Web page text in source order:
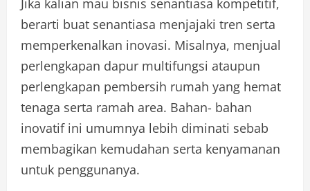
berarti buat senantiasa menjajaki tren serta
memperkenalkan inovasi. Misalnya, menjual
perlengkapan dapur multifungsi ataupun
perlengkapan pembersih rumah yang hemat
tenaga serta ramah area. Bahan- bahan
inovatif ini umumnya lebih diminati sebab
membagikan kemudahan serta kenyamanan
untuk penggunanya.